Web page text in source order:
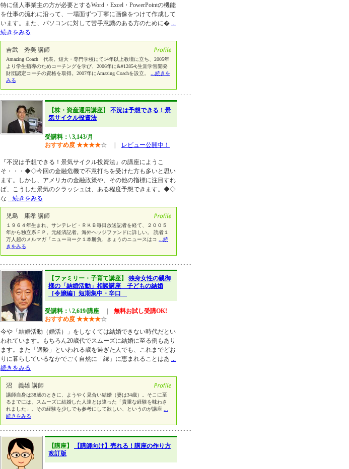
特に個人事業主の方が必要とするWord・Excel・PowerPointの機能
を仕事の流れに沿って、一場面ずつ丁寧に画像をつけて作成して
います。また、パソコンに対して苦手意識のある方のために� ...
続きをみる
吉武 秀美 講師
Amazing Coach 代表。短大・専門学校にて14年以上教壇に立ち、2005年
より学生指導のためコーチングを学び、2006年に&#12854;生涯学習開発
財団認定コーチの資格を取得。2007年にAmazing Coachを設立。
...続きを
みる
【株・資産運用講座】 不況は予想できる！景
気サイクル投資法
受講料：\ 3,143/月
おすすめ度 ★★★★☆ レビュー公開中！
『不況は予想できる！景気サイクル投資法』の講座にようこ
そ・・・◆◇今回の金融危機で不意打ちを受けた方も多いと思い
ます。しかし、アメリカの金融政策や、その他の指標に注目すれ
ば、こうした景気のクラッシュは、ある程度予想できます。◆◇
な ...続きをみる
児島 康孝 講師
１９６４年生まれ、サンテレビ・ＲＫＢ毎日放送記者を経て、２００５
年から独立系ＦＰ。元経済記者。海外ヘッジファンドに詳しい。 読者１
万人超のメルマガ「ニューヨーク１本勝負、きょうのニュースはコ
...続
きをみる
【ファミリー・子育て講座】 独身女性の親御
様の「結婚活動」相談講座 子どもの結婚
［令嬢編］短期集中・辛口
受講料：\ 2,619/講座
無料お試し受講OK!
おすすめ度 ★★★★☆
今や「結婚活動（婚活）」をしなくては結婚できない時代だとい
われています。もちろん20歳代でスムーズに結婚に至る例もあり
ます。また「適齢」といわれる歳を過ぎた人でも、これまでどお
りに暮らしているなかでごく自然に「縁」に恵まれることはあ ...
続きをみる
沼 義雄 講師
講師自身は38歳のときに、ようやく見合い結婚（妻は34歳）。そこに至
るまでには、スムーズに結婚した人達とは違った「貴重な経験を味わさ
れました」。その経験を少しでも参考にして欲しい、というのが講座
続きをみる
【講座】
【講師向け】売れる！講座の作り方
改訂版